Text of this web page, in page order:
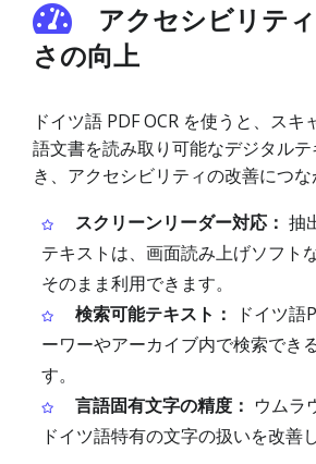
アクセシビリテ
さの向上
ドイツ語 PDF OCR を使うと、スキ
語文書を読み取り可能なデジタル
き、アクセシビリティの改善につな
スクリーンリーダー対応： 抽
テキストは、画面読み上げソフト
そのまま利用できます。
検索可能テキスト：
ドイツ語
ーワーやアーカイブ内で検索でき
す。
言語固有文字の精度： ウムラ
ドイツ語特有の文字の扱いを改善